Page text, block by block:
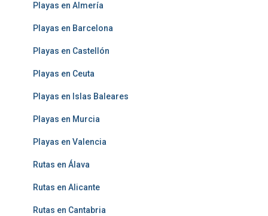
Playas en Almería
Playas en Barcelona
Playas en Castellón
Playas en Ceuta
Playas en Islas Baleares
Playas en Murcia
Playas en Valencia
Rutas en Álava
Rutas en Alicante
Rutas en Cantabria